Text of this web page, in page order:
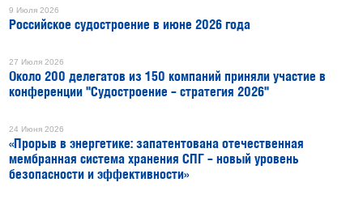
9 Июля 2026
Российское судостроение в июне 2026 года
27 Июля 2026
Около 200 делегатов из 150 компаний приняли участие в
конференции "Судостроение – стратегия 2026"
24 Июня 2026
«Прорыв в энергетике: запатентована отечественная
мембранная система хранения СПГ – новый уровень
безопасности и эффективности»